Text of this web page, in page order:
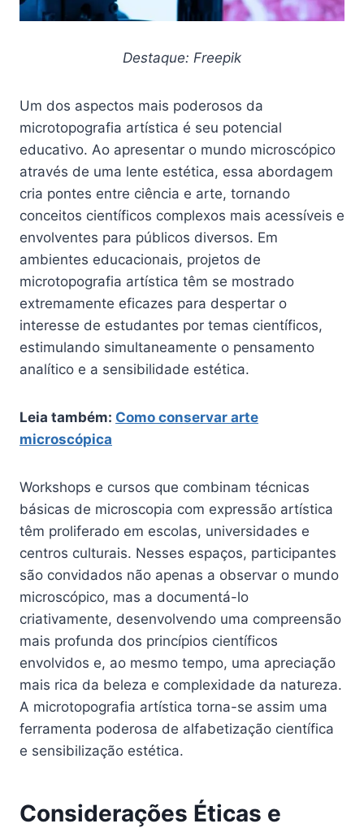
Destaque: Freepik
Um dos aspectos mais poderosos da
microtopografia artística é seu potencial
educativo. Ao apresentar o mundo microscópico
através de uma lente estética, essa abordagem
cria pontes entre ciência e arte, tornando
conceitos científicos complexos mais acessíveis e
envolventes para públicos diversos. Em
ambientes educacionais, projetos de
microtopografia artística têm se mostrado
extremamente eficazes para despertar o
interesse de estudantes por temas científicos,
estimulando simultaneamente o pensamento
analítico e a sensibilidade estética.
Leia também: Como conservar arte
microscópica
Workshops e cursos que combinam técnicas
básicas de microscopia com expressão artística
têm proliferado em escolas, universidades e
centros culturais. Nesses espaços, participantes
são convidados não apenas a observar o mundo
microscópico, mas a documentá-lo
criativamente, desenvolvendo uma compreensão
mais profunda dos princípios científicos
envolvidos e, ao mesmo tempo, uma apreciação
mais rica da beleza e complexidade da natureza.
A microtopografia artística torna-se assim uma
ferramenta poderosa de alfabetização científica
e sensibilização estética.
Considerações Éticas e